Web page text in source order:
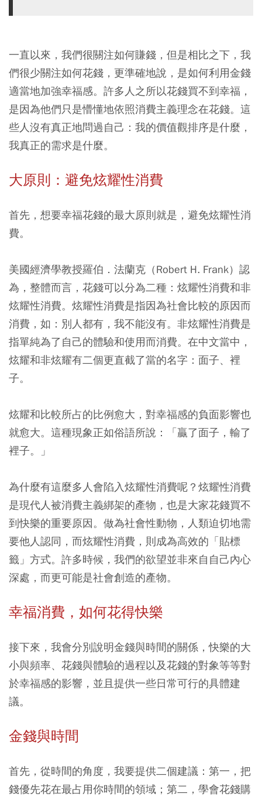
一直以來，我們很關注如何賺錢，但是相比之下，我
們很少關注如何花錢，更準確地說，是如何利用金錢
適當地加強幸福感。許多人之所以花錢買不到幸福，
是因為他們只是懵懂地依照消費主義理念在花錢。這
些人沒有真正地問過自己：我的價值觀排序是什麼，
我真正的需求是什麼。
大原則：避免炫耀性消費
首先，想要幸福花錢的最大原則就是，避免炫耀性消
費。
美國經濟學教授羅伯．法蘭克（Robert H. Frank）認
為，整體而言，花錢可以分為二種：炫耀性消費和非
炫耀性消費。炫耀性消費是指因為社會比較的原因而
消費，如：別人都有，我不能沒有。非炫耀性消費是
指單純為了自己的體驗和使用而消費。在中文當中，
炫耀和非炫耀有二個更直截了當的名字：面子、裡
子。
炫耀和比較所占的比例愈大，對幸福感的負面影響也
就愈大。這種現象正如俗語所說：「贏了面子，輸了
裡子。」
為什麼有這麼多人會陷入炫耀性消費呢？炫耀性消費
是現代人被消費主義綁架的產物，也是大家花錢買不
到快樂的重要原因。做為社會性動物，人類迫切地需
要他人認同，而炫耀性消費，則成為高效的「貼標
籤」方式。許多時候，我們的欲望並非來自自己內心
深處，而更可能是社會創造的產物。
幸福消費，如何花得快樂
接下來，我會分別說明金錢與時間的關係，快樂的大
小與頻率、花錢與體驗的過程以及花錢的對象等等對
於幸福感的影響，並且提供一些日常可行的具體建
議。
金錢與時間
首先，從時間的角度，我要提供二個建議：第一，把
錢優先花在最占用你時間的領域；第二，學會花錢購